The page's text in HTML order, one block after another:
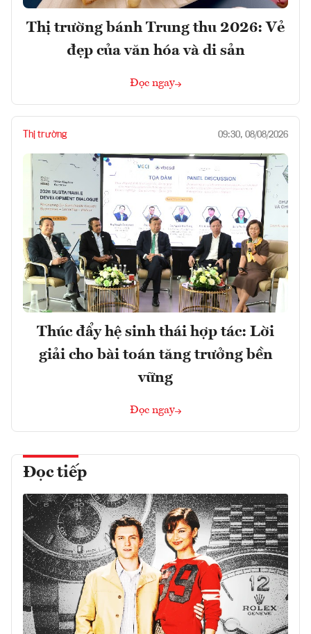
Thị trường bánh Trung thu 2026: Vẻ
đẹp của văn hóa và di sản
Đọc ngay
Thị trường 09:30, 08/08/2026
Thúc đẩy hệ sinh thái hợp tác: Lời
giải cho bài toán tăng trưởng bền
vững
Đọc ngay
Đọc tiếp